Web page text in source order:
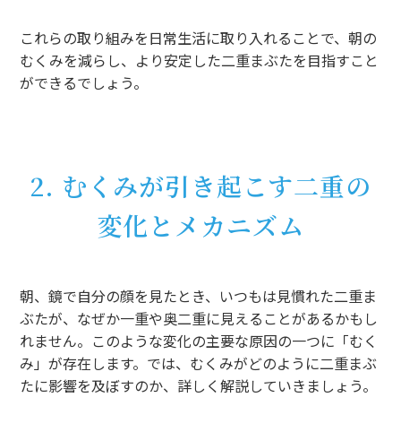
これらの取り組みを日常生活に取り入れることで、朝の
むくみを減らし、より安定した二重まぶたを目指すこと
ができるでしょう。
2. むくみが引き起こす二重の
変化とメカニズム
朝、鏡で自分の顔を見たとき、いつもは見慣れた二重ま
ぶたが、なぜか一重や奥二重に見えることがあるかもし
れません。このような変化の主要な原因の一つに「むく
み」が存在します。では、むくみがどのように二重まぶ
たに影響を及ぼすのか、詳しく解説していきましょう。